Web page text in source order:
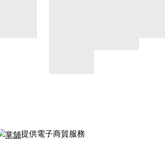
提供電子商貿服務